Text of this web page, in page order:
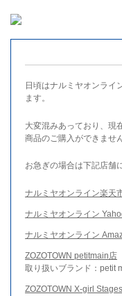
日頃はナルミヤオンライ
ます。
大変混みあっており、現
商品のご購入ができません
お急ぎの場合は下記店舗
ナルミヤオンライン楽天
ナルミヤオンライン
ナルミヤオンライン
ZOZOTOWN petitmain店
取り扱いブランド：petit
ZOZOTOWN X-girl